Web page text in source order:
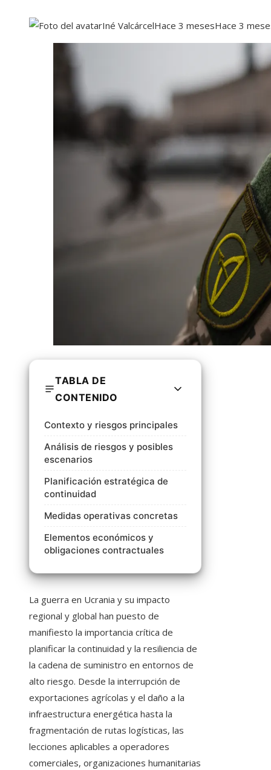
Iné ValcárcelHace 3 mesesHace 3
TABLA DE
CONTENIDO
Contexto y riesgos principales
Análisis de riesgos y posibles
escenarios
Planificación estratégica de
continuidad
Medidas operativas concretas
Elementos económicos y
obligaciones contractuales
La guerra en Ucrania y su impacto
regional y global han puesto de
manifiesto la importancia crítica de
planificar la continuidad y la resiliencia de
la cadena de suministro en entornos de
alto riesgo. Desde la interrupción de
exportaciones agrícolas y el daño a la
infraestructura energética hasta la
fragmentación de rutas logísticas, las
lecciones aplicables a operadores
comerciales, organizaciones humanitarias